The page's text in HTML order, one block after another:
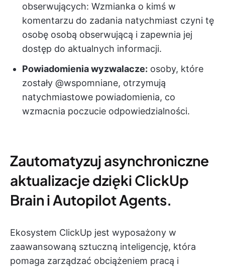
obserwujących: Wzmianka o kimś w
komentarzu do zadania natychmiast czyni tę
osobę osobą obserwującą i zapewnia jej
dostęp do aktualnych informacji.
Powiadomienia wyzwalacze: osoby, które
zostały @wspomniane, otrzymują
natychmiastowe powiadomienia, co
wzmacnia poczucie odpowiedzialności.
Zautomatyzuj asynchroniczne
aktualizacje dzięki ClickUp
Brain i Autopilot Agents.
Ekosystem ClickUp jest wyposażony w
zaawansowaną sztuczną inteligencję, która
pomaga zarządzać obciążeniem pracą i